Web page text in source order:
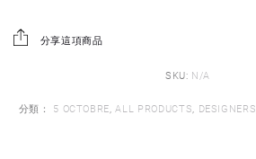
分享這項商品
SKU: N/A
分類： 5 OCTOBRE ALL PRODUCTS DESIGNERS